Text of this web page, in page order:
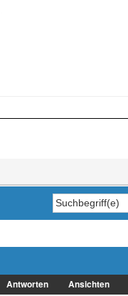
Antworten Ansichten